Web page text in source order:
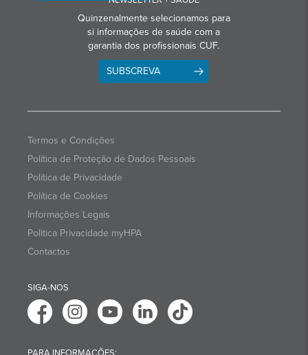
Quinzenalmente selecionamos para
si informações de saúde com a
garantia dos profissionais CUF.
SUBSCREVA
Termos e Condições
Política de Proteção de Dados Pessoais
Política de Privacidade
Política de Cookies
Informações Legais
Politica Privacidade myHPA
Contactos
SIGA-NOS